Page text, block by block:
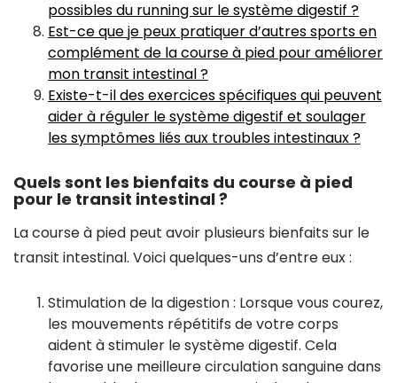
possibles du running sur le système digestif ?
Est-ce que je peux pratiquer d’autres sports en
complément de la course à pied pour améliorer
mon transit intestinal ?
Existe-t-il des exercices spécifiques qui peuvent
aider à réguler le système digestif et soulager
les symptômes liés aux troubles intestinaux ?
Quels sont les bienfaits du course à pied
pour le transit intestinal ?
La course à pied peut avoir plusieurs bienfaits sur le
transit intestinal. Voici quelques-uns d’entre eux :
Stimulation de la digestion : Lorsque vous courez,
les mouvements répétitifs de votre corps
aident à stimuler le système digestif. Cela
favorise une meilleure circulation sanguine dans